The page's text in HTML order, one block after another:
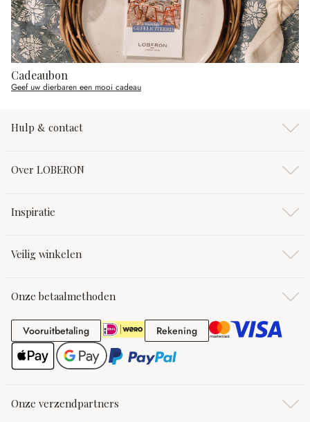
Cadeaubon
Geef uw dierbaren een mooi cadeau
Hulp & contact
Over LOBERON
Inspiratie
Veilig winkelen
Onze betaalmethoden
VooruitbetalingVooruitbetaling RekeningRekening
Onze verzendpartners